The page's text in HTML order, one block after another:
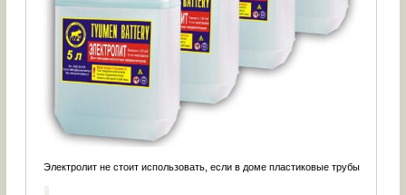
Электролит не стоит использовать, если в доме пластиковые трубы